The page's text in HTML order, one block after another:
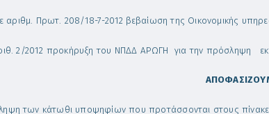
αριθμ. Πρωτ. 208/18-7-2012 βεβαίωση της Οικονομικής
2/2012 προκήρυξη του ΝΠΔΔ ΑΡΩΓΗ για την πρόσληψη
των κάτωθι υποψηφίων που προτάσσονται στους